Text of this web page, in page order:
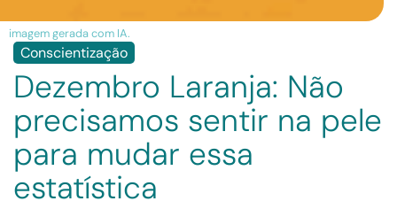
imagem gerada com IA.
Conscientização
Dezembro Laranja: Não
precisamos sentir na pele
para mudar essa
estatística